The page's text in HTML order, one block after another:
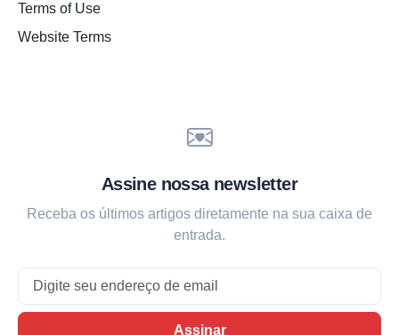
Terms of Use
Website Terms
Assine nossa newsletter
Receba os últimos artigos diretamente na sua caixa de
entrada.
Email
Assinar